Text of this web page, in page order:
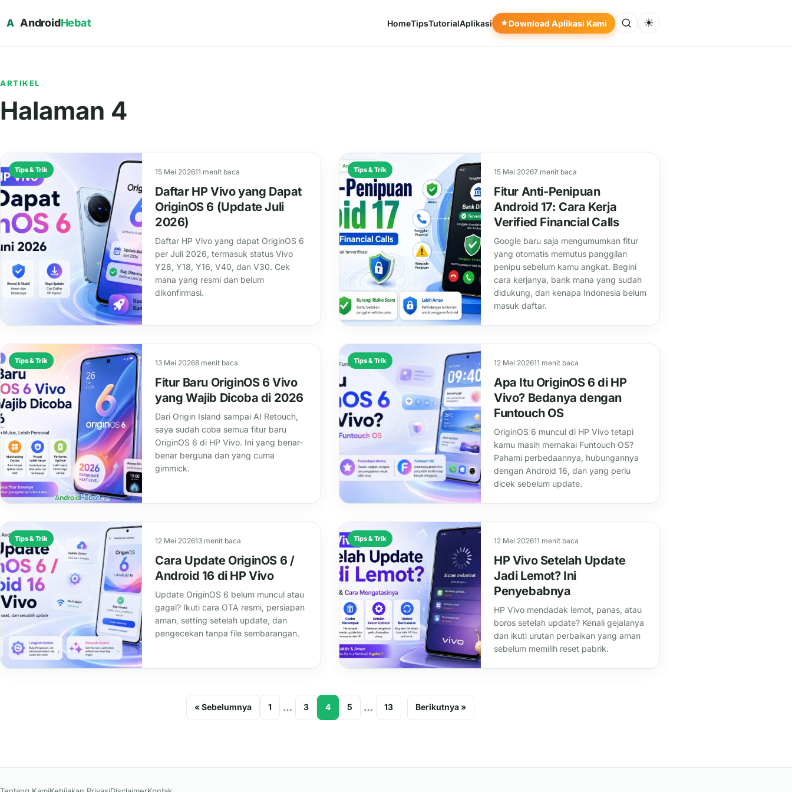
A AndroidHebat HomeTipsTutorialAplikasi Download Aplikasi Kami ☀
ARTIKEL
Halaman 4
Tips & Trik 15 Mei 202611 menit baca
Daftar HP Vivo yang Dapat
OriginOS 6 (Update Juli
2026)
Daftar HP Vivo yang dapat OriginOS 6
per Juli 2026, termasuk status Vivo
Y28, Y18, Y16, V40, dan V30. Cek
mana yang resmi dan belum
dikonfirmasi.
Tips & Trik 15 Mei 20267 menit baca
Fitur Anti-Penipuan
Android 17: Cara Kerja
Verified Financial Calls
Google baru saja mengumumkan fitur
yang otomatis memutus panggilan
penipu sebelum kamu angkat. Begini
cara kerjanya, bank mana yang sudah
didukung, dan kenapa Indonesia belum
masuk daftar.
Tips & Trik 13 Mei 20268 menit baca
Fitur Baru OriginOS 6 Vivo
yang Wajib Dicoba di 2026
Dari Origin Island sampai AI Retouch,
saya sudah coba semua fitur baru
OriginOS 6 di HP Vivo. Ini yang benar-
benar berguna dan yang cuma
gimmick.
Tips & Trik 12 Mei 202611 menit baca
Apa Itu OriginOS 6 di HP
Vivo? Bedanya dengan
Funtouch OS
OriginOS 6 muncul di HP Vivo tetapi
kamu masih memakai Funtouch OS?
Pahami perbedaannya, hubungannya
dengan Android 16, dan yang perlu
dicek sebelum update.
Tips & Trik 12 Mei 202613 menit baca
Cara Update OriginOS 6 /
Android 16 di HP Vivo
Update OriginOS 6 belum muncul atau
gagal? Ikuti cara OTA resmi, persiapan
aman, setting setelah update, dan
pengecekan tanpa file sembarangan.
Tips & Trik 12 Mei 202611 menit baca
HP Vivo Setelah Update
Jadi Lemot? Ini
Penyebabnya
HP Vivo mendadak lemot, panas, atau
boros setelah update? Kenali gejalanya
dan ikuti urutan perbaikan yang aman
sebelum memilih reset pabrik.
« Sebelumnya 1 … 3 4 5 … 13 Berikutnya »